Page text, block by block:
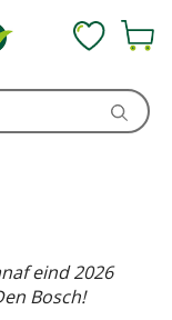
eind 2026
Bosch!